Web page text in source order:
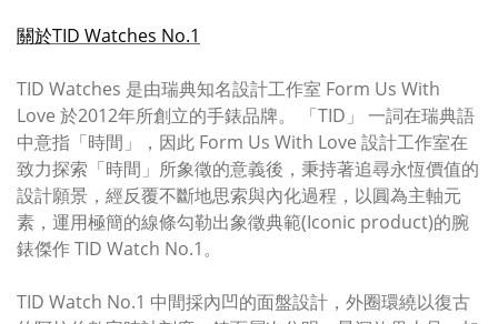
關於TID Watches No.1
TID Watches 是由瑞典知名設計工作室 Form Us With
Love 於2012年所創立的手錶品牌。 「TID」 一詞在瑞典語
中意指「時間」，因此 Form Us With Love 設計工作室在
致力探索「時間」所象徵的意義後，秉持著追尋永恆價值的
設計願景，經反覆不斷地思索與內化過程，以圓為主軸元
素，運用極簡的線條勾勒出象徵典範(Iconic product)的腕
錶傑作 TID Watch No.1。
TID Watch No.1 中間採內凹的面盤設計，外圈環繞以復古